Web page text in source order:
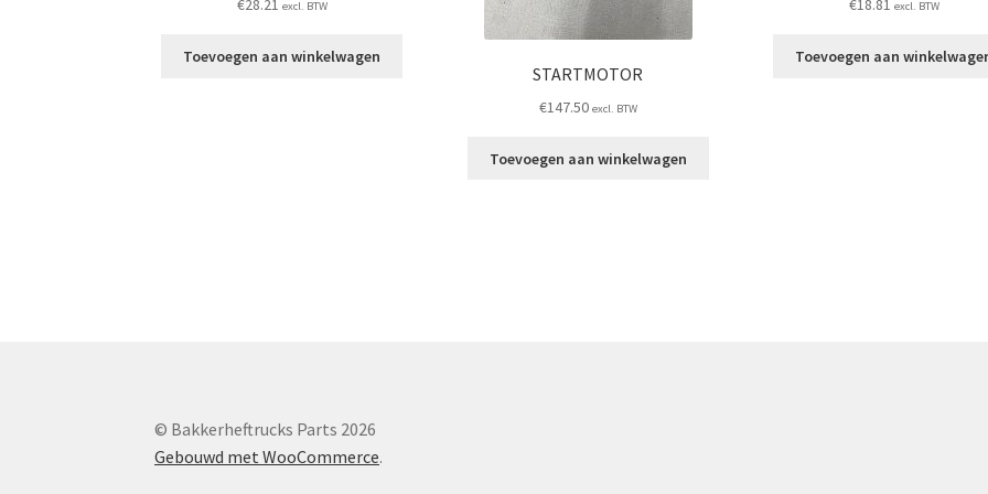
€28.21 excl. BTW
Toevoegen aan winkelwagen
STARTMOTOR
€147.50 excl. BTW
Toevoegen aan winkelwagen
€18.81 excl. BTW
Toevoegen aan
© Bakkerheftrucks Parts 2026
Gebouwd met WooCommerce.